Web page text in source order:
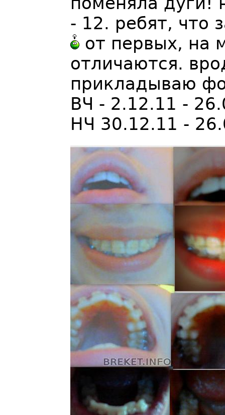
- 12. ребят, что
от первых, на
отличаются.
прикладываю
ВЧ - 2.12.11 -
НЧ 30.12.11 -